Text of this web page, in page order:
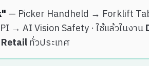
— Picker Handheld → Forklift
→ AI Vision Safety · ใช้แล้วในงาน
ทั่วประเทศ